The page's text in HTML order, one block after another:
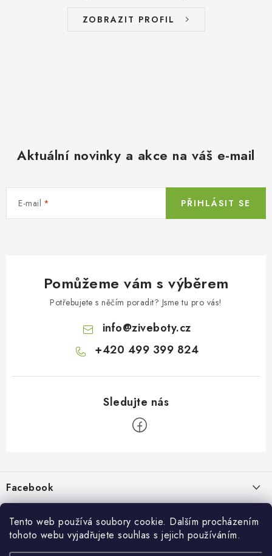
Tento web používá soubory cookie. Dalším procházením
tohoto webu vyjadřujete souhlas s jejich používáním.
ZOBRAZIT PROFIL
Aktuální novinky a akce na váš e-mail
E-mail PŘIHLÁSIT SE
Pomůžeme vám s výběrem
Potřebujete s něčím poradit? Jsme tu pro vás!
info@ziveboty.cz
+420 499 399 824
t
Facebook
Informace pro vás
Kontakty a kamenná prodejna
Přijímáme online platby